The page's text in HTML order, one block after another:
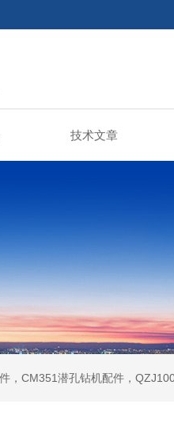
技术文章